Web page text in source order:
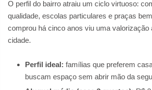
O perfil do bairro atraiu um ciclo virtuoso:
qualidade, escolas particulares e praças
comprou há cinco anos viu uma valorização
cidade.
Perfil ideal: famílias que preferem
buscam espaço sem abrir mão da